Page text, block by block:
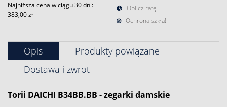
Najniższa cena w ciągu 30 dni:
383,00 zł
Oblicz ratę
Ochrona szkła!
Opis
Produkty powiązane
Dostawa i zwrot
Torii DAICHI B34BB.BB - zegarki damskie